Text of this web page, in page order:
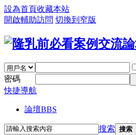
設為首頁收藏本站
開啟輔助訪問 切換到窄版
密碼
快捷導航
論壇BBS
搜索 搜索